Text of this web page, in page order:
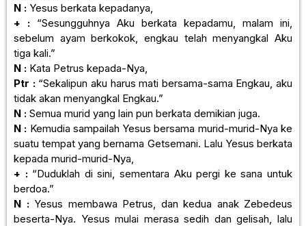
N : Yesus berkata kepadanya,
+ : “Sesungguhnya Aku berkata kepadamu, malam ini,
sebelum ayam berkokok, engkau telah menyangkal Aku
tiga kali.”
N : Kata Petrus kepada-Nya,
Ptr :“Sekalipun aku harus mati bersama-sama Engkau, aku
tidak akan menyangkal Engkau.”
N : Semua murid yang lain pun berkata demikian juga.
N : Kemudia sampailah Yesus bersama murid-murid-Nya ke
suatu tempat yang bernama Getsemani. Lalu Yesus berkata
kepada murid-murid-Nya,
+ :“Duduklah di sini, sementara Aku pergi ke sana untuk
berdoa.”
N :Yesus membawa Petrus, dan kedua anak Zebedeus
beserta-Nya. Yesus mulai merasa sedih dan gelisah, lalu